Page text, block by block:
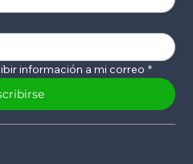
información a mi correo *